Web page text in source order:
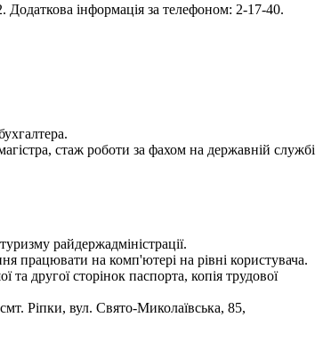
інформація за телефоном: 2-17-40.
стаж роботи за фахом на державній службі
райдержадміністрації.
працювати на комп'ютері на рівні користувача.
другої сторінок паспорта, копія трудової
Ріпки, вул. Свято-Миколаївська, 85,